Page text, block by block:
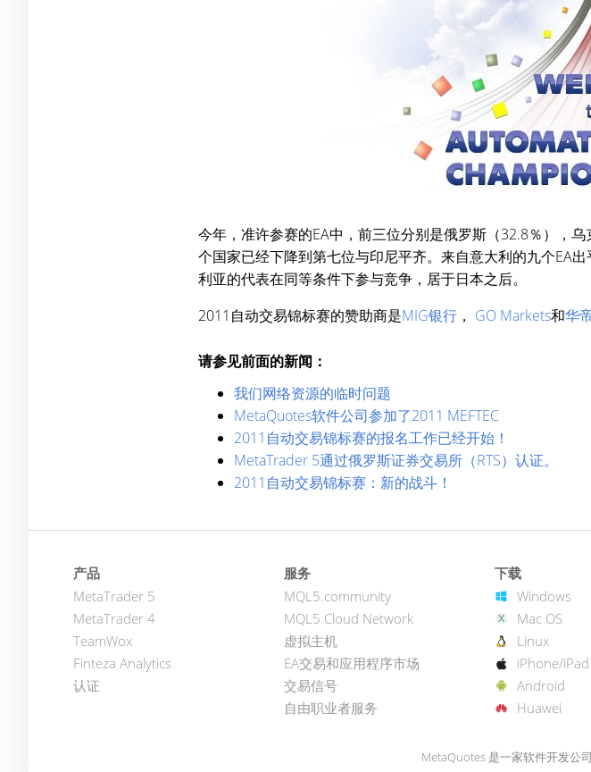
今年，准许参赛的EA中，前三位分别是俄罗斯（32.8％），
个国家已经下降到第七位与印尼平齐。来自意大利的九个EA
利亚的代表在同等条件下参与竞争，居于日本之后。
2011自动交易锦标赛的赞助商是MIG银行 ， GO Markets和华
请参见前面的新闻：
我们网络资源的临时问题
MetaQuotes软件公司参加了2011 MEFTEC
2011自动交易锦标赛的报名工作已经开始！
MetaTrader 5通过俄罗斯证券交易所（RTS）认证。
2011自动交易锦标赛：新的战斗！
产品
MetaTrader 5
MetaTrader 4
TeamWox
Finteza Analytics
认证
服务
MQL5.community
MQL5 Cloud Network
虚拟主机
EA交易和应用程序市场
交易信号
自由职业者服务
下载
Windows
Mac OS
Linux
iPhone/iPad
Android
Huawei
MetaQuotes 是一家软件开发公